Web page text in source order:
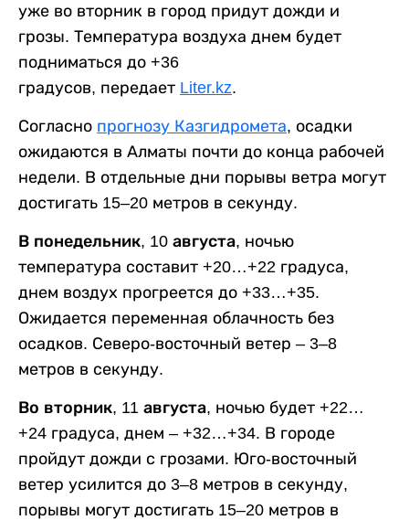
уже во вторник в город придут дожди и
грозы. Температура воздуха днем будет
подниматься до +36
градусов, передает Liter.kz.
Согласно прогнозу Казгидромета, осадки
ожидаются в Алматы почти до конца рабочей
недели. В отдельные дни порывы ветра могут
достигать 15–20 метров в секунду.
В понедельник, 10 августа, ночью
температура составит +20…+22 градуса,
днем воздух прогреется до +33…+35.
Ожидается переменная облачность без
осадков. Северо-восточный ветер – 3–8
метров в секунду.
Во вторник, 11 августа, ночью будет +22…
+24 градуса, днем – +32…+34. В городе
пройдут дожди с грозами. Юго-восточный
ветер усилится до 3–8 метров в секунду,
порывы могут достигать 15–20 метров в